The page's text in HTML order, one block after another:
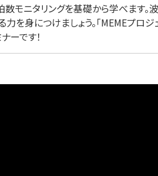
モニタリングを基礎から学べます。
身につけましょう。「MEMEプロジ
ーです！